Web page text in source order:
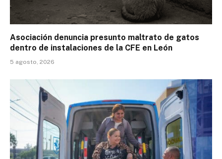
Asociación denuncia presunto maltrato de gatos
dentro de instalaciones de la CFE en León
5 agosto, 2026